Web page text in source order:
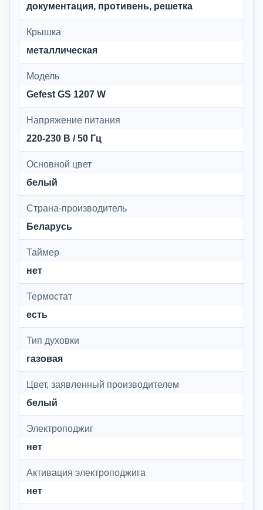
документация, противень, решетка
Крышка
металлическая
Модель
Gefest GS 1207 W
Напряжение питания
220-230 В / 50 Гц
Основной цвет
белый
Страна-производитель
Беларусь
Таймер
нет
Термостат
есть
Тип духовки
газовая
Цвет, заявленный производителем
белый
Электроподжиг
нет
Активация электроподжига
нет